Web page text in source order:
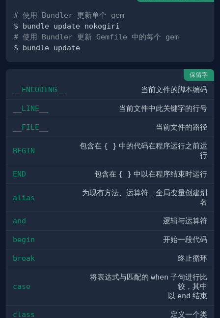
# 使用 Bundler 更新单个 gem
# 使用 Bundler 更新 Gemfile 中的每个 gem
保留字
__ENCODING__ 当前文件的脚本编码
__LINE__ 当前文件中此关键字的行号
__FILE__ 当前文件的路径
BEGIN
包含在 { } 中的代码在程序运行之前运
行
END 包含在 { } 中以在程序结束时运行
alias
为现有方法、运算符、全局变量创建别
名
and 逻辑与运算符
begin 开始一段代码
break 终止循环
case
将表达式与匹配的 when 子句进行比
较，其中
以 end 结束
class 定义一个类